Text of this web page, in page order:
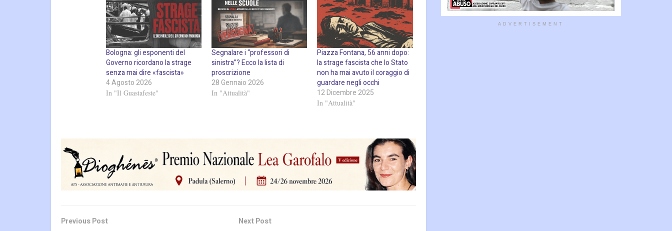
Bologna: gli esponenti del
Governo ricordano la strage
senza mai dire «fascista»
4 Agosto 2026
In "Il Guastafeste"
Segnalare i “professori di
sinistra”? Ecco la lista di
proscrizione
28 Gennaio 2026
In "Attualità"
Piazza Fontana, 56 anni dopo:
la strage fascista che lo Stato
non ha mai avuto il coraggio di
guardare negli occhi
12 Dicembre 2025
In "Attualità"
Previous Post Next Post
ADVERTISEMENT